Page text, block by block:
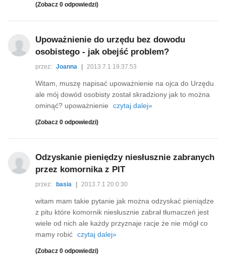
(Zobacz 0 odpowiedzi)
Upoważnienie do urzędu bez dowodu
osobistego - jak obejść problem?
przez: Joanna 2013.7.1 19:37:53
Witam, muszę napisać upoważnienie na ojca do Urzędu
ale mój dowód osobisty został skradziony jak to można
ominąć? upoważnienie
czytaj dalej»
(Zobacz 0 odpowiedzi)
Odzyskanie pieniędzy niesłusznie zabranych
przez komornika z PIT
przez: basia 2013.7.1 20:0:30
witam mam takie pytanie jak można odzyskać pieniądze
z pitu które komornik niesłusznie zabrał tłumaczeń jest
wiele od nich ale każdy przyznaje racje że nie mógł co
mamy robić czytaj dalej»
(Zobacz 0 odpowiedzi)